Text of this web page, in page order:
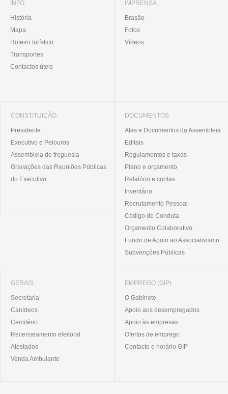
INFO
História
Mapa
Roteiro turístico
Transportes
Contactos úteis
IMPRENSA
Brasão
Fotos
Vídeos
CONSTITUIÇÃO
Presidente
Executivo e Pelouros
Assembleia de freguesia
Gravações das Reuniões Públicas
do Executivo
DOCUMENTOS
Atas e Documentos da Assembleia
Editais
Regulamentos e taxas
Plano e orçamento
Relatório e contas
Inventário
Recrutamento Pessoal
Código de Conduta
Orçamento Colaborativo
Fundo de Apoio ao Associativismo
Subvenções Públicas
GERAIS
Secretaria
Canídeos
Cemitério
Recenseamento eleitoral
Atestados
Venda Ambulante
EMPREGO (GIP)
O Gabinete
Apoio aos desempregados
Apoio às empresas
Ofertas de emprego
Contacto e horário GIP